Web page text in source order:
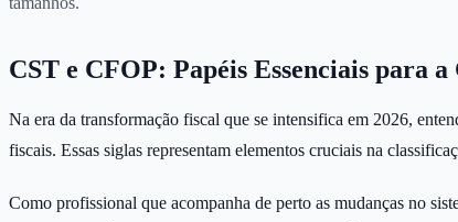
CST e CFOP: Papéis Essenciais
Na era da transformação fiscal que se intensifica em 2026,
fiscais. Essas siglas representam elementos cruciais na
Como profissional que acompanha de perto as mudanças no